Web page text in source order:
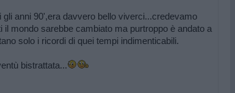
anni 90',era davvero bello viverci...credevamo
il mondo sarebbe cambiato ma purtroppo è andato a
solo i ricordi di quei tempi indimenticabili.
bistrattata...